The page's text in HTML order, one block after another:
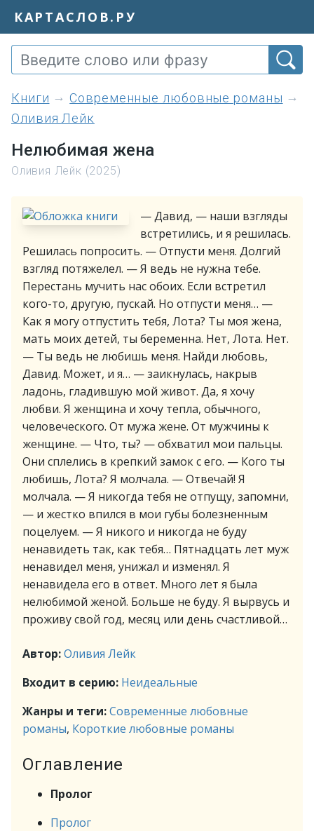
КАРТАСЛОВ.РУ
книги
Современные любовные романы
Оливия Лейк
Нелюбимая жена
Оливия Лейк (2025)
— Давид, — наши взгляды
встретились, и я решилась.
Решилась попросить. — Отпусти меня. Долгий
взгляд потяжелел. — Я ведь не нужна тебе.
Перестань мучить нас обоих. Если встретил
кого-то, другую, пускай. Но отпусти меня… —
Как я могу отпустить тебя, Лота? Ты моя жена,
мать моих детей, ты беременна. Нет, Лота. Нет.
— Ты ведь не любишь меня. Найди любовь,
Давид. Может, и я… — заикнулась, накрыв
ладонь, гладившую мой живот. Да, я хочу
любви. Я женщина и хочу тепла, обычного,
человеческого. От мужа жене. От мужчины к
женщине. — Что, ты? — обхватил мои пальцы.
Они сплелись в крепкий замок с его. — Кого ты
любишь, Лота? Я молчала. — Отвечай! Я
молчала. — Я никогда тебя не отпущу, запомни,
— и жестко впился в мои губы болезненным
поцелуем. — Я никого и никогда не буду
ненавидеть так, как тебя… Пятнадцать лет муж
ненавидел меня, унижал и изменял. Я
ненавидела его в ответ. Много лет я была
нелюбимой женой. Больше не буду. Я вырвусь и
проживу свой год, месяц или день счастливой…
Автор:Оливия Лейк
Входит в серию: Неидеальные
Жанры и теги:Современные любовные
романы, Короткие любовные романы
Оглавление
Пролог
Пролог